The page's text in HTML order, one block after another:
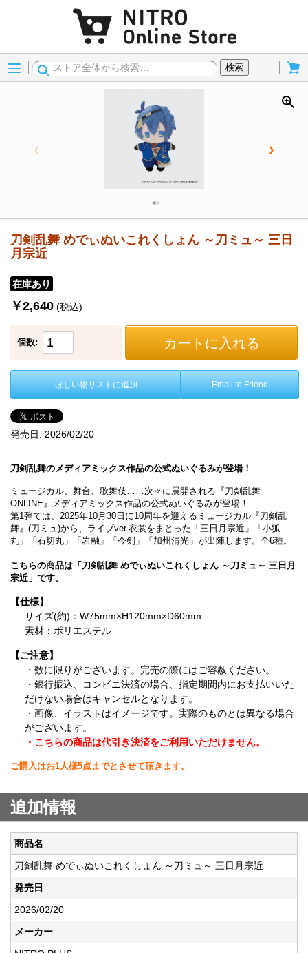
Menu
検索
刀剣乱舞 めでぃぬいこれくしょん ～刀ミュ～ 三日
月宗近
在庫あり
￥2,640 (税込)
個数: カートに入れる
ほしい物リストに追加 Email to Friend
発売日: 2026/02/20
刀剣乱舞のメディアミックス作品の公式ぬいぐるみが登場！
ミュージカル、舞台、歌舞伎……次々に展開される『刀剣乱舞
ONLINE』メディアミックス作品の公式ぬいぐるみが登場！
第1弾では、2025年10月30日に10周年を迎えるミュージカル『刀剣乱
舞』(刀ミュ)から、ライブver.衣裳をまとった「三日月宗近」「小狐
丸」「石切丸」「岩融」「今剣」「加州清光」が出陣します。全6種。
こちらの商品は「刀剣乱舞 めでぃぬいこれくしょん ～刀ミュ～ 三日月
宗近」です。
【仕様】
サイズ(約)：W75mm×H120mm×D60mm
素材：ポリエステル
【ご注意】
・数に限りがございます。完売の際にはご容赦ください。
・銀行振込、コンビニ決済の場合、指定期間内にお支払いいた
だけない場合はキャンセルとなります。
・画像、イラストはイメージです。実際のものとは異なる場合
がございます。
・こちらの商品は代引き決済をご利用いただけません。
ご購入はお1人様5点までとさせて頂きます。
追加情報
商品名
刀剣乱舞 めでぃぬいこれくしょん ～刀ミュ～ 三日月宗近
発売日
2026/02/20
メーカー